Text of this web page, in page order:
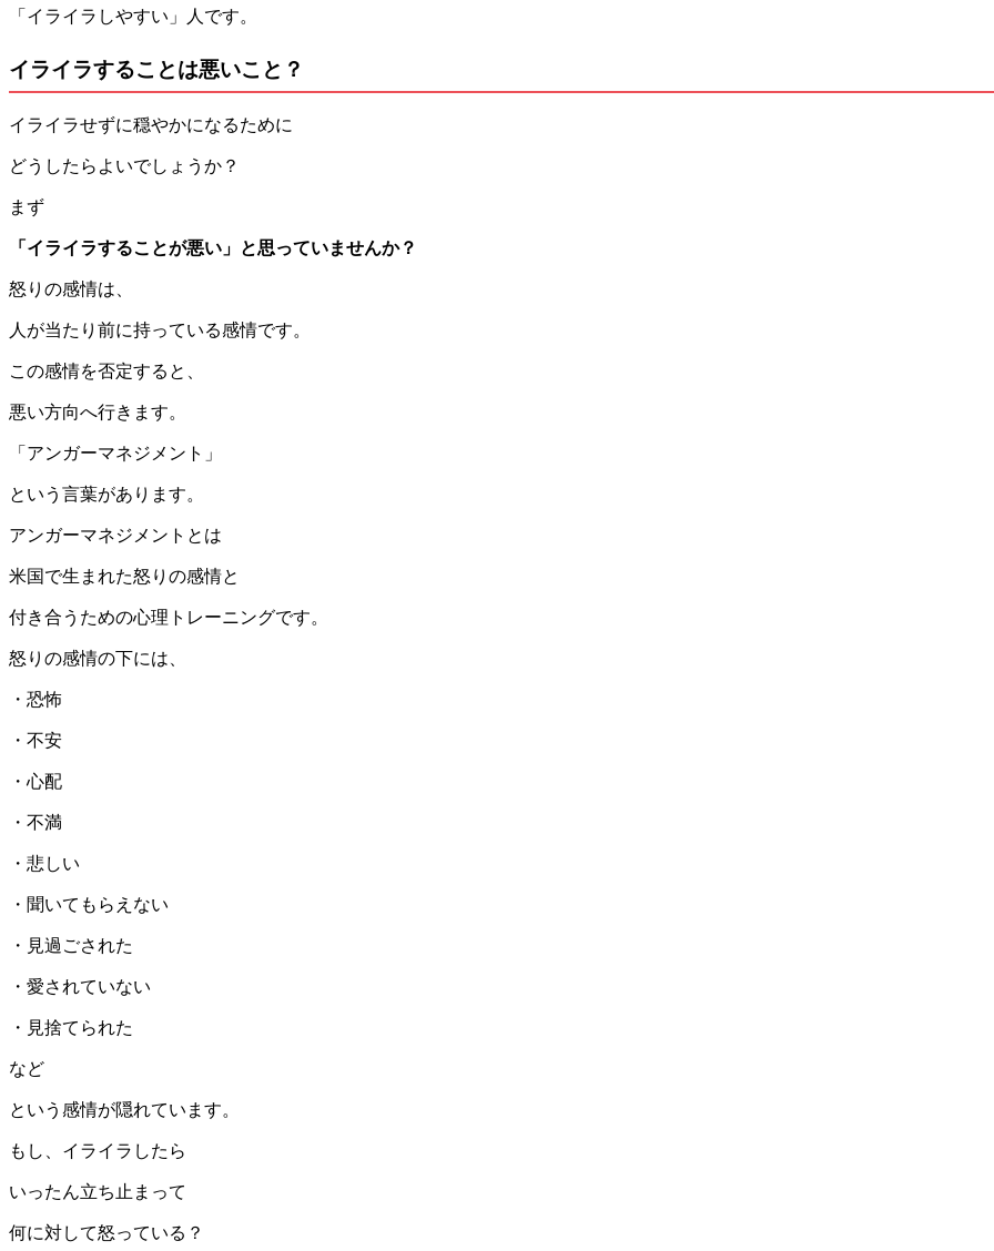
「イライラしやすい」人です。
イライラすることは悪いこと？
イライラせずに穏やかになるために
どうしたらよいでしょうか？
まず
「イライラすることが悪い」と思っていませんか？
怒りの感情は、
人が当たり前に持っている感情です。
この感情を否定すると、
悪い方向へ行きます。
「アンガーマネジメント」
という言葉があります。
アンガーマネジメントとは
米国で生まれた怒りの感情と
付き合うための心理トレーニングです。
怒りの感情の下には、
・恐怖
・不安
・心配
・不満
・悲しい
・聞いてもらえない
・見過ごされた
・愛されていない
・見捨てられた
など
という感情が隠れています。
もし、イライラしたら
いったん立ち止まって
何に対して怒っている？